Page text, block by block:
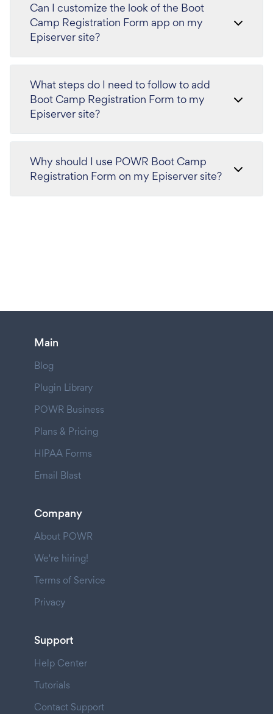
Can I customize the look of the Boot
Camp Registration Form app on my
Episerver site?
What steps do I need to follow to add
Boot Camp Registration Form to my
Episerver site?
Why should I use POWR Boot Camp
Registration Form on my Episerver site?
Main
Blog
Plugin Library
POWR Business
Plans & Pricing
HIPAA Forms
Email Blast
Company
About POWR
We're hiring!
Terms of Service
Privacy
Support
Help Center
Tutorials
Contact Support